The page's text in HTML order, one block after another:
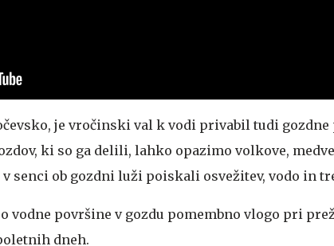
je vročinski val k vodi privabil tudi gozdne
ki so ga delili, lahko opazimo volkove,
senci ob gozdni luži poiskali osvežitev, vodo in
vodne površine v gozdu pomembno vlogo pri
dneh.